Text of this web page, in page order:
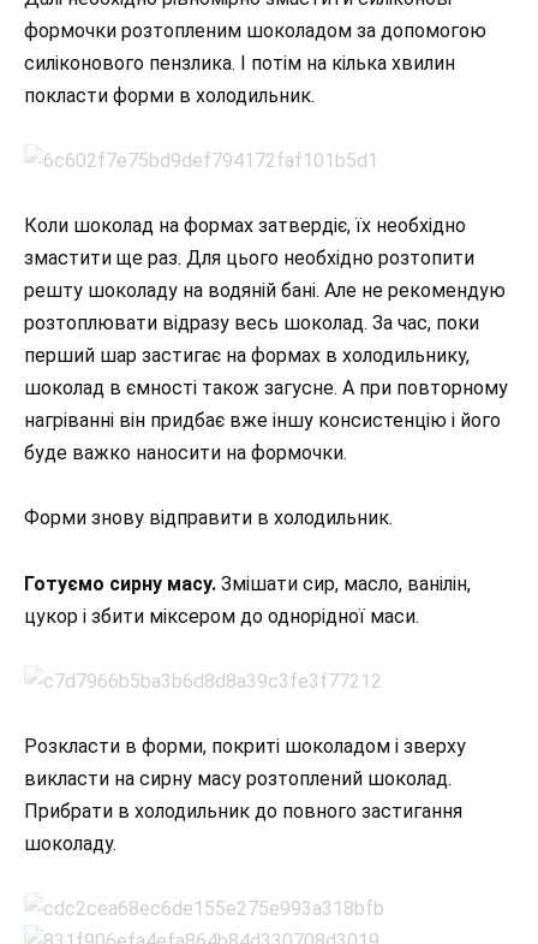
формочки розтопленим шоколадом за допомогою
силіконового пензлика. І потім на кілька хвилин
покласти форми в холодильник.
Коли шоколад на формах затвердіє, їх необхідно
змастити ще раз. Для цього необхідно розтопити
решту шоколаду на водяній бані. Але не рекомендую
розтоплювати відразу весь шоколад. За час, поки
перший шар застигає на формах в холодильнику,
шоколад в ємності також загусне. А при повторному
нагріванні він придбає вже іншу консистенцію і його
буде важко наносити на формочки.
Форми знову відправити в холодильник.
Готуємо сирну масу. Змішати сир, масло, ванілін,
цукор і збити міксером до однорідної маси.
Розкласти в форми, покриті шоколадом і зверху
викласти на сирну масу розтоплений шоколад.
Прибрати в холодильник до повного застигання
шоколаду.